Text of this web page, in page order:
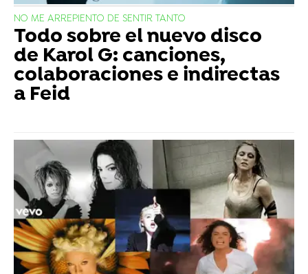
NO ME ARREPIENTO DE SENTIR TANTO
Todo sobre el nuevo disco
de Karol G: canciones,
colaboraciones e indirectas
a Feid